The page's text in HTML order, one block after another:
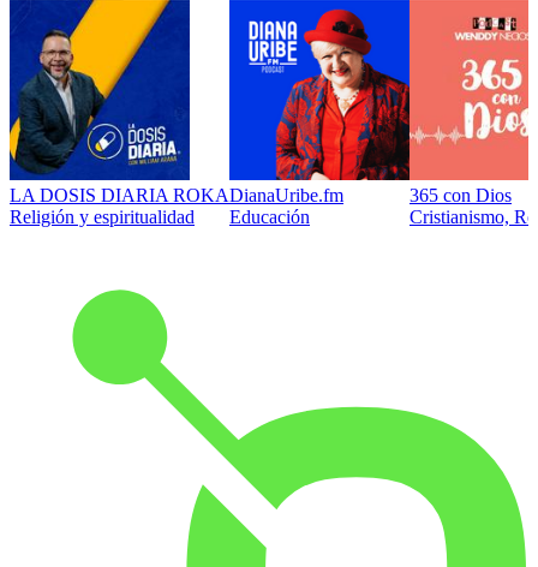
LA DOSIS DIARIA ROKA
Religión y espiritualidad
DianaUribe.fm
Educación
365 con Dios
Cristianismo,